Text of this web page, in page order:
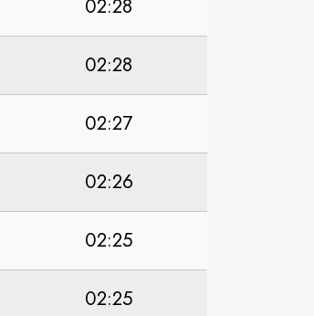
02:28
02:28
02:27
02:26
02:25
02:25